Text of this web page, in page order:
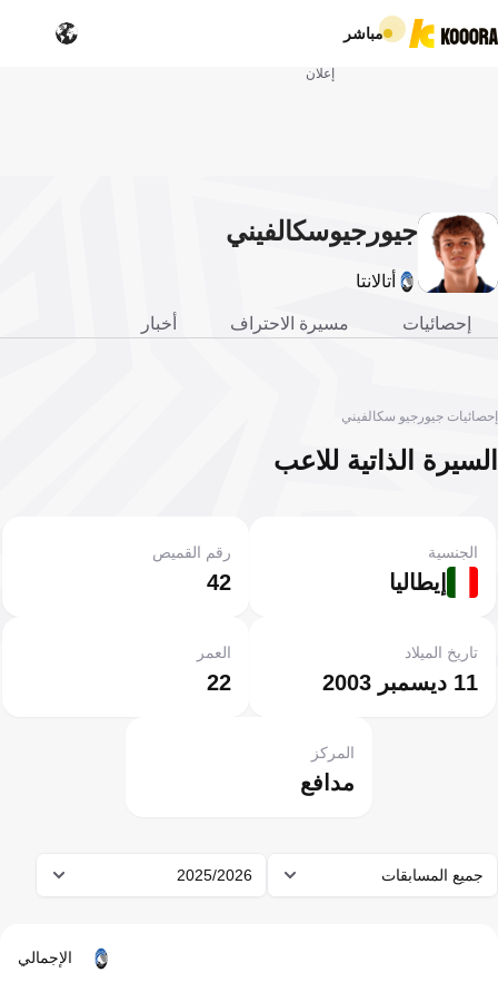
مباشر
إعلان
جيورجيوسكالفيني
أتالانتا
إحصائيات مسيرة الاحتراف أخبار
إحصائيات جيورجيو سكالفيني
السيرة الذاتية للاعب
إيطاليا
الجنسية
42
رقم القميص
11 ديسمبر 2003
تاريخ الميلاد
22
العمر
مدافع
المركز
جميع المسابقات 2025/2026
الإجمالي